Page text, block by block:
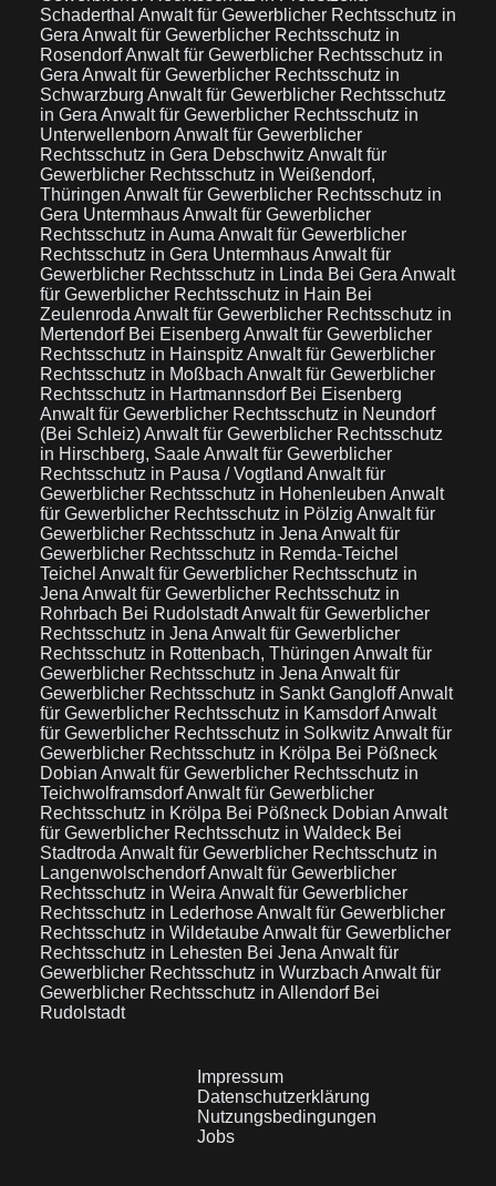
Schaderthal Anwalt für Gewerblicher Rechtsschutz in
Gera Anwalt für Gewerblicher Rechtsschutz in
RosendorfAnwalt für Gewerblicher Rechtsschutz in
Gera Anwalt für Gewerblicher Rechtsschutz in
Schwarzburg Anwalt für Gewerblicher Rechtsschutz
in Gera Anwalt für Gewerblicher Rechtsschutz in
Unterwellenborn Anwalt für Gewerblicher
Rechtsschutz in Gera Debschwitz Anwalt für
Gewerblicher Rechtsschutz in Weißendorf,
Thüringen Anwalt für Gewerblicher Rechtsschutz in
Gera UntermhausAnwalt für Gewerblicher
Rechtsschutz in Auma Anwalt für Gewerblicher
Rechtsschutz in Gera UntermhausAnwalt für
Gewerblicher Rechtsschutz in Linda Bei Gera Anwalt
für Gewerblicher Rechtsschutz in Hain Bei
Zeulenroda Anwalt für Gewerblicher Rechtsschutz in
Mertendorf Bei Eisenberg Anwalt für Gewerblicher
Rechtsschutz in Hainspitz Anwalt für Gewerblicher
Rechtsschutz in Moßbach Anwalt für Gewerblicher
Rechtsschutz in Hartmannsdorf Bei Eisenberg
Anwalt für Gewerblicher Rechtsschutz in Neundorf
(Bei Schleiz)Anwalt für Gewerblicher Rechtsschutz
in Hirschberg, SaaleAnwalt für Gewerblicher
Rechtsschutz in Pausa / Vogtland Anwalt für
Gewerblicher Rechtsschutz in Hohenleuben Anwalt
für Gewerblicher Rechtsschutz in Pölzig Anwalt für
Gewerblicher Rechtsschutz in Jena Anwalt für
Gewerblicher Rechtsschutz in Remda-Teichel
Teichel Anwalt für Gewerblicher Rechtsschutz in
Jena Anwalt für Gewerblicher Rechtsschutz in
Rohrbach Bei RudolstadtAnwalt für Gewerblicher
Rechtsschutz in Jena Anwalt für Gewerblicher
Rechtsschutz in Rottenbach, Thüringen Anwalt für
Gewerblicher Rechtsschutz in Jena Anwalt für
Gewerblicher Rechtsschutz in Sankt GangloffAnwalt
für Gewerblicher Rechtsschutz in KamsdorfAnwalt
für Gewerblicher Rechtsschutz in Solkwitz Anwalt für
Gewerblicher Rechtsschutz in Krölpa Bei Pößneck
Dobian Anwalt für Gewerblicher Rechtsschutz in
TeichwolframsdorfAnwalt für Gewerblicher
Rechtsschutz in Krölpa Bei Pößneck Dobian Anwalt
für Gewerblicher Rechtsschutz in Waldeck Bei
Stadtroda Anwalt für Gewerblicher Rechtsschutz in
LangenwolschendorfAnwalt für Gewerblicher
Rechtsschutz in Weira Anwalt für Gewerblicher
Rechtsschutz in LederhoseAnwalt für Gewerblicher
Rechtsschutz in WildetaubeAnwalt für Gewerblicher
Rechtsschutz in Lehesten Bei Jena Anwalt für
Gewerblicher Rechtsschutz in Wurzbach Anwalt für
Gewerblicher Rechtsschutz in Allendorf Bei
Rudolstadt
Impressum
Datenschutzerklärung
Nutzungsbedingungen
Jobs